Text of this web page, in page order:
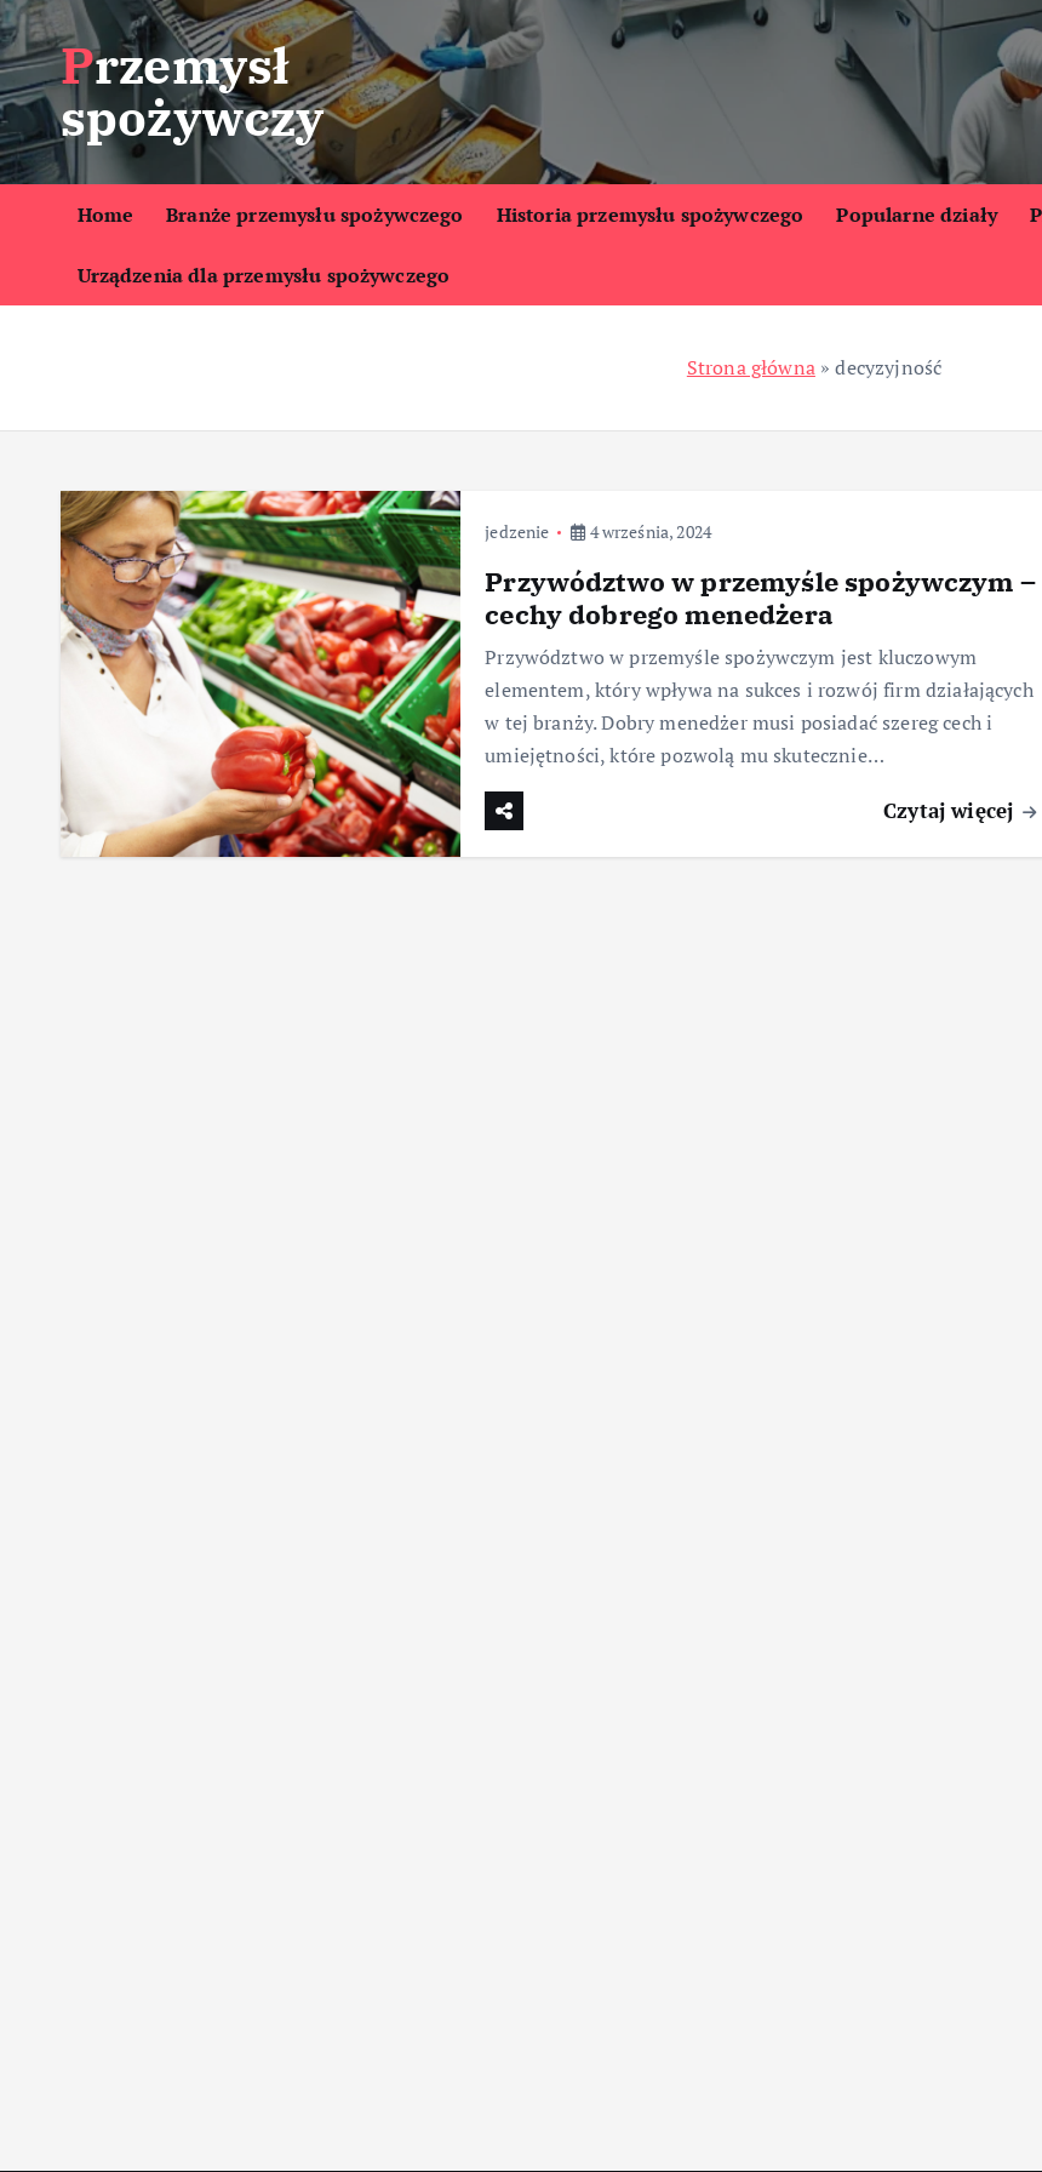
S
k
i
p
t
o
t
Przemysł
spożywczy
Home Branże przemysłu spożywczego Historia przemysłu spożywczego Popularne działy
Urządzenia dla przemysłu spożywczego
Strona główna»decyzyjność
jedzenie 4 września, 2024
Przywództwo w przemyśle spożywczym –
cechy dobrego menedżera
Przywództwo w przemyśle spożywczym jest kluczowym
elementem, który wpływa na sukces i rozwój firm działających
w tej branży. Dobry menedżer musi posiadać szereg cech i
umiejętności, które pozwolą mu skutecznie…
Czytaj więcej